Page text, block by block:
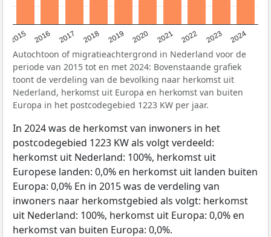
2015 2016 2017 2018 2019 2020 2021 2022 2023 2024
Autochtoon of migratieachtergrond in Nederland voor de
periode van 2015 tot en met 2024: Bovenstaande grafiek
toont de verdeling van de bevolking naar herkomst uit
Nederland, herkomst uit Europa en herkomst van buiten
Europa in het postcodegebied 1223 KW per jaar.
In 2024 was de herkomst van inwoners in het
postcodegebied 1223 KW als volgt verdeeld:
herkomst uit Nederland: 100%, herkomst uit
Europese landen: 0,0% en herkomst uit landen buiten
Europa: 0,0% En in 2015 was de verdeling van
inwoners naar herkomstgebied als volgt: herkomst
uit Nederland: 100%, herkomst uit Europa: 0,0% en
herkomst van buiten Europa: 0,0%.